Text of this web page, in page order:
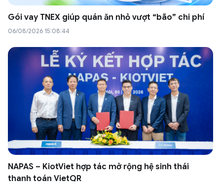
Gói vay TNEX giúp quán ăn nhỏ vượt “bão” chi phí
06/08/2026 15:08:44
NAPAS – KiotViet hợp tác mở rộng hệ sinh thái
thanh toán VietQR